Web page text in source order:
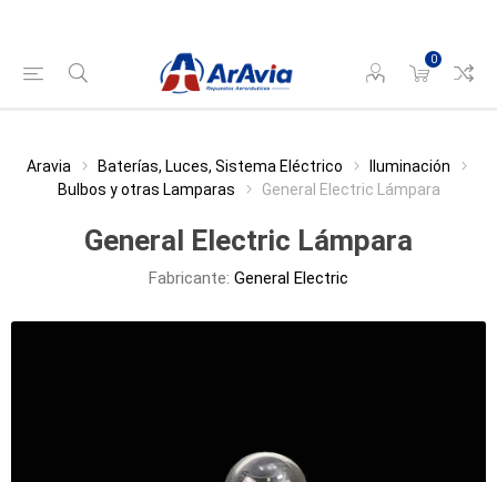
0
Aravia Baterías, Luces, Sistema Eléctrico
Iluminación
Bulbos y otras Lamparas
General Electric Lámpara
General Electric Lámpara
Fabricante: General Electric